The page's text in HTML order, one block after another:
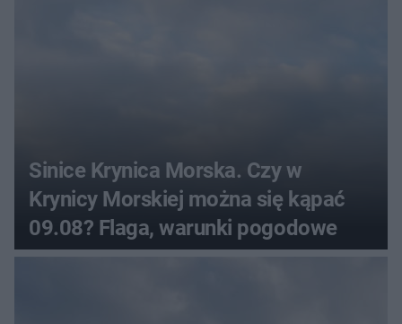
Sinice Krynica Morska. Czy w
Krynicy Morskiej można się kąpać
09.08? Flaga, warunki pogodowe